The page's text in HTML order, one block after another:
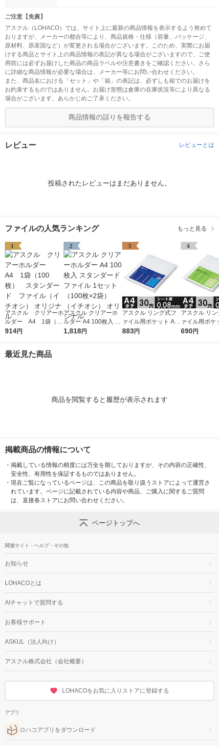
ご注意【免責】
アスクル（LOHACO）では、サイト上に最新の商品情報を表示するよう努めて
おりますが、メーカーの都合等により、商品規格・仕様（容量、パッケージ、
原材料、原産国など）が変更される場合がございます。このため、実際にお届
けする商品とサイト上の商品情報の表記が異なる場合がございますので、ご使
用前には必ずお届けした商品の商品ラベルや注意書きをご確認ください。さら
に詳細な商品情報が必要な場合は、メーカー等にお問い合わせください。
また、商品名における「セット」や「箱」の表記は、必ずしも箱でのお届けを
お約束するものではありません。お届け形態は倉庫の在庫状況等により異なる
場合がございます。あらかじめご了承ください。
商品情報の誤りを報告する
レビュー レビューとは
投稿されたレビューはまだありません。
ファイルの人気ランキング もっと見る
1
アスクル クリアーホ
ルダー A4 1袋（10
0枚） スタンダー
914円
2
アスクル クリアーホ
ルダー A4 100枚入 ス
タンダード ファイル
1,818円
3
アスクル リング式フ
ァイル用ポケット A4
タテ 30穴 厚さ0.08m
883円
4
アスクル リ
ァイル用ポケ
タテ 30穴 厚
690円
最近見た商品
商品を閲覧すると履歴が表示されます
掲載商品の情報について
・ 掲載している情報の精度には万全を期しておりますが、その内容の正確性、
安全性、有用性を保証するものではありません。
・ 現在ご覧になっているページは、この商品を取り扱うストアによって運営さ
れています。ページに記載されている内容や商品、ご購入に関するご質問
は、直接各ストアにお問い合わせください。
ページトップへ
関連サイト・ヘルプ・その他
お知らせ
LOHACOとは
AIチャットで質問する
お客様サポート
ASKUL（法人向け）
アスクル株式会社（会社概要）
LOHACOをお気に入りストアに登録する
アプリ
ロハコアプリをダウンロード